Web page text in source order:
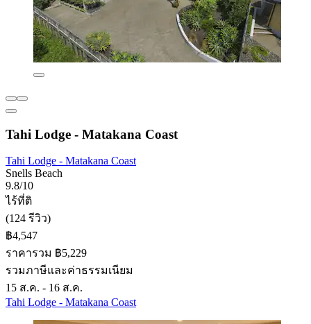
Tahi Lodge - Matakana Coast
Tahi Lodge - Matakana Coast
Snells Beach
9.8/10
ไร้ที่ติ
(124 รีวิว)
฿4,547
ราคารวม ฿5,229
รวมภาษีและค่าธรรมเนียม
15 ส.ค. - 16 ส.ค.
Tahi Lodge - Matakana Coast